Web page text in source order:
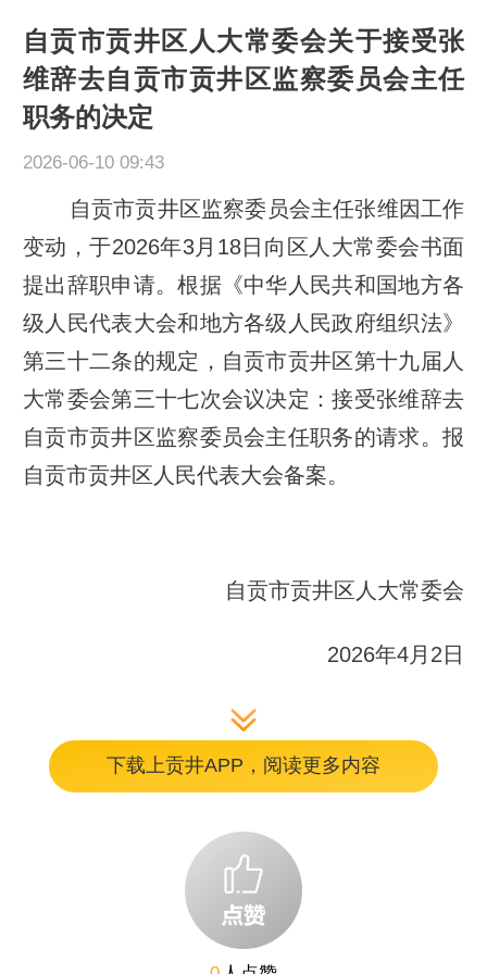
自贡市贡井区人大常委会关于接受张
维辞去自贡市贡井区监察委员会主任
职务的决定
2026-06-10 09:43
自贡市贡井区监察委员会主任张维因工作
变动，于2026年3月18日向区人大常委会书面
提出辞职申请。根据《中华人民共和国地方各
级人民代表大会和地方各级人民政府组织法》
第三十二条的规定，自贡市贡井区第十九届人
大常委会第三十七次会议决定：接受张维辞去
自贡市贡井区监察委员会主任职务的请求。报
自贡市贡井区人民代表大会备案。
自贡市贡井区人大常委会
2026年4月2日
编辑：钟林峰
下载上贡井APP，阅读更多内容